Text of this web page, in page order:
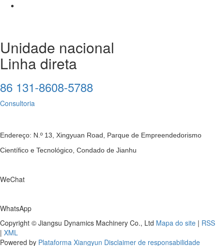
Unidade nacional
Linha direta
86 131-8608-5788
Consultoria
Endereço: N.º 13, Xingyuan Road, Parque de Empreendedorismo
Científico e Tecnológico, Condado de Jianhu
WeChat
WhatsApp
Copyright © Jiangsu Dynamics Machinery Co., Ltd Mapa do site | RSS
| XML
Powered by Plataforma Xiangyun Disclaimer de responsabilidade